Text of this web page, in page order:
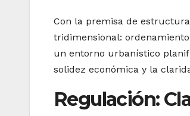
Con la premisa de
tridimensional:
un entorno urbanístico
solidez económica y la
Regulación: